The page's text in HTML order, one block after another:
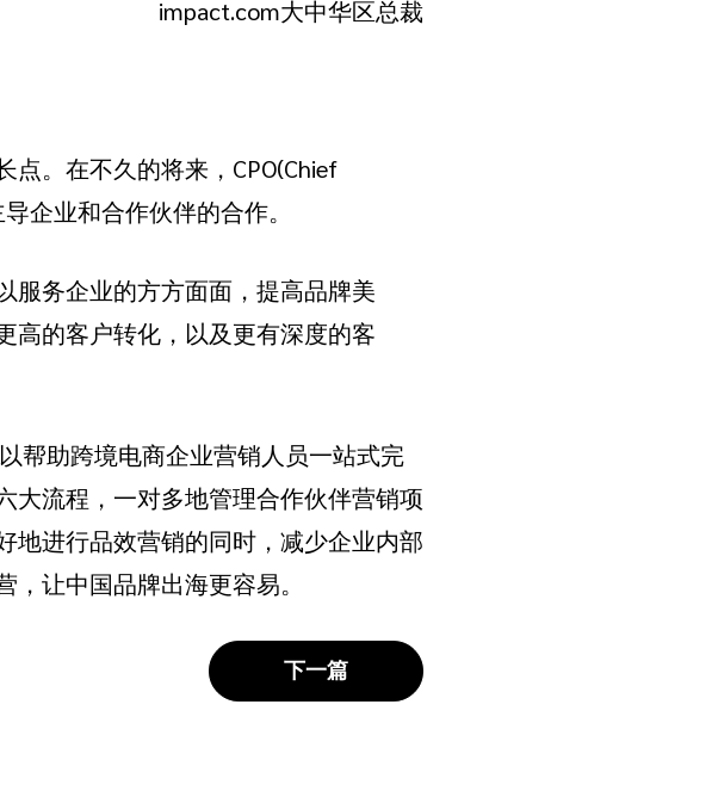
impact.com大中华区总裁
。在不久的将来，CPO(Chief
企业和合作伙伴的合作。
服务企业的方方面面，提高品牌美
高的客户转化，以及更有深度的客
帮助跨境电商企业营销人员一站式完
大流程，一对多地管理合作伙伴营销项
地进行品效营销的同时，减少企业内部
让中国品牌出海更容易。
下一篇